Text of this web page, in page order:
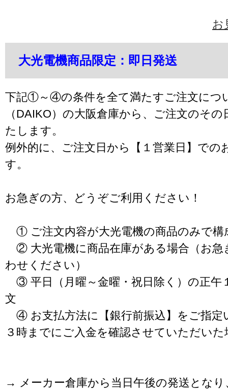
お
大光電機商品限定：即日発送
下記①～④の条件を全て満たすご注文につ
（DAIKO）の大阪倉庫から、ご注文のそ
たします。
例外的に、ご注文日から【１営業日】での
す。
お急ぎの方、どうぞご利用ください！
① ご注文内容が大光電機の商品のみで構
② 大光電機に商品在庫がある場合（お急
わせください）
③ 平日（月曜～金曜・祝日除く）の正午
文
④ お支払方法に【銀行前振込】をご指定
３時までにご入金を確認させていただいた
→ メーカー倉庫から当日午後の発送となり